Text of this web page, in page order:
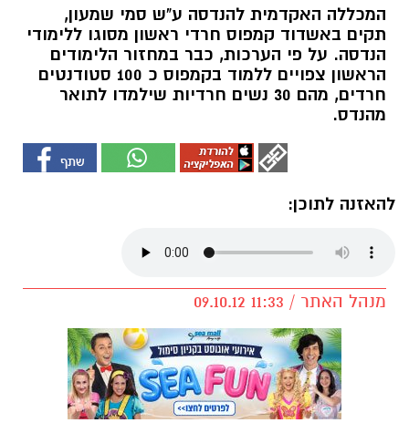
המכללה האקדמית להנדסה ע"ש סמי שמעון,
תקים באשדוד קמפוס חרדי ראשון מסוגו ללימודי
הנדסה. על פי הערכות, כבר במחזור הלימודים
הראשון צפויים ללמוד בקמפוס כ 100 סטודנטים
חרדים, מהם 30 נשים חרדיות שילמדו לתואר
מהנדס.
להאזנה לתוכן:
מנהל האתר / 11:33 09.10.12